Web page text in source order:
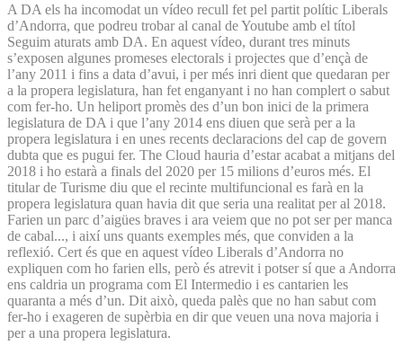
A DA els ha incomodat un vídeo recull fet pel partit polític Liberals
d’Andorra, que podreu trobar al canal de Youtube amb el títol
Seguim aturats amb DA. En aquest vídeo, durant tres minuts
s’exposen algunes promeses electorals i projectes que d’ençà de
l’any 2011 i fins a data d’avui, i per més inri dient que quedaran per
a la propera legislatura, han fet enganyant i no han complert o sabut
com fer-ho. Un heliport promès des d’un bon inici de la primera
legislatura de DA i que l’any 2014 ens diuen que serà per a la
propera legislatura i en unes recents declaracions del cap de govern
dubta que es pugui fer. The Cloud hauria d’estar acabat a mitjans del
2018 i ho estarà a finals del 2020 per 15 milions d’euros més. El
titular de Turisme diu que el recinte multifuncional es farà en la
propera legislatura quan havia dit que seria una realitat per al 2018.
Farien un parc d’aigües braves i ara veiem que no pot ser per manca
de cabal..., i així uns quants exemples més, que conviden a la
reflexió. Cert és que en aquest vídeo Liberals d’Andorra no
expliquen com ho farien ells, però és atrevit i potser sí que a Andorra
ens caldria un programa com El Intermedio i es cantarien les
quaranta a més d’un. Dit això, queda palès que no han sabut com
fer-ho i exageren de supèrbia en dir que veuen una nova majoria i
per a una propera legislatura.